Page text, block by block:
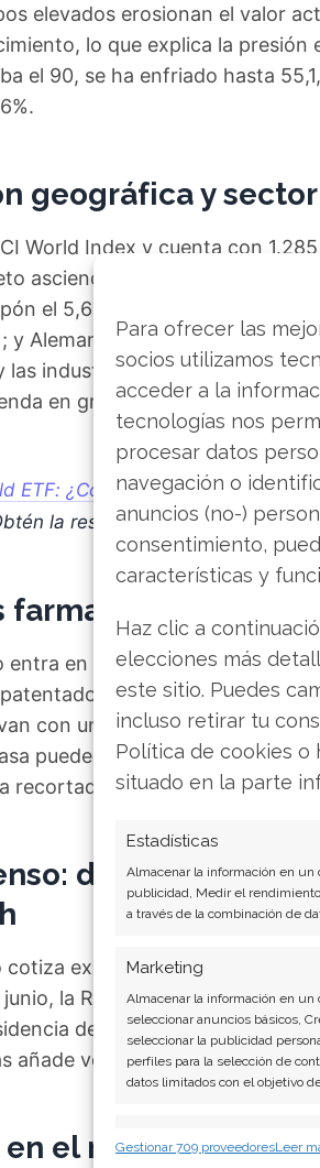
Para ofrecer las
socios utilizamos
acceder a la
tecnologías nos
procesar datos
navegación o
anuncios (no-)
consentimiento,
características y
Haz clic a
elecciones más
este sitio. Puedes
incluso retirar tu
Política de cookies o
situado en la parte
Estadísticas
Almacenar la información en
publicidad, Medir el
a través de la combinación de
Marketing
Almacenar la información en un
seleccionar anuncios básicos,
seleccionar la publicidad
perfiles para la selección de
datos limitados con el objetivo
Gestionar 709 proveedoresLeer
elevados erosionan el valor
lo que explica la presión
el 90, se ha enfriado hasta
geográfica y
World Index y cuenta con
asciende a 8.116 millones de
el 5,66%; Reino Unido el
y Alemania el 2,14%. Por
las industriales (11,25%). La
en gran medida de la
ETF: ¿Comprar, mantener o
la respuesta que andabas
farmacéuticos
entra en vigor una nueva
Las importaciones
con un 15%; las británicas
puede llegar al 100%. El
recortado las estimaciones de
dividendo y
cotiza ex-dividendo, con un
junio, la Reserva Federal
de Kevin Warsh, quien
añade volatilidad a una semana
el negocio de los